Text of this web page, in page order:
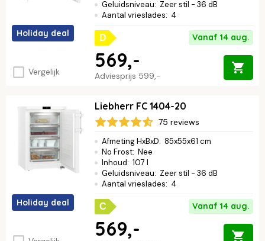
Holiday deal
Vergelijk
Geluidsniveau: Zeer stil - 36 dB
Aantal vrieslades: 4
D Vanaf 14 aug.
Adviesprijs 599,-
569,-
Holiday deal
Liebherr FC 1404-20
75 reviews
Afmeting HxBxD: 85x55x61 cm
No Frost: Nee
Inhoud: 107 l
Geluidsniveau: Zeer stil - 36 dB
Aantal vrieslades: 4
C Vanaf 14 aug.
569,-